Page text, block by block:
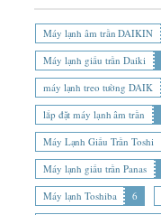
Máy lạnh âm trần DAIKIN
Máy lạnh giấu trần Daiki
máy lạnh treo tường DAIK
lắp đặt máy lạnh âm trần
Máy Lạnh Giấu Trần Toshi
Máy lạnh giấu trần Panas
Máy lạnh Toshiba
6